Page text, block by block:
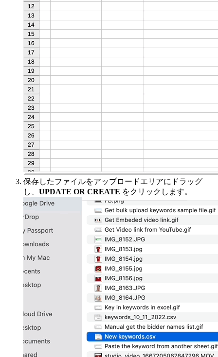
保存したファイルをアップロードエリアにドラッグ
し、 UPDATE OR CREATE をクリックします。